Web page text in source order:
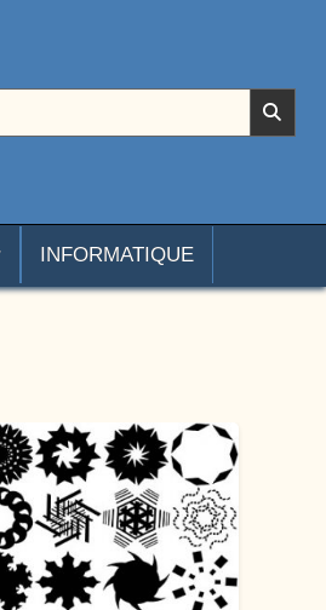
INFORMATIQUE